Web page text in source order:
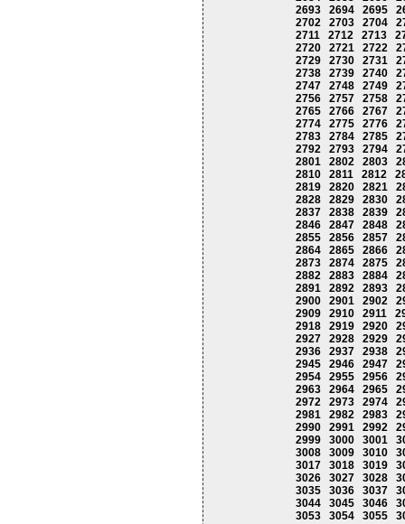
2693
2694 2695
2702
2703 2704
2711
2712 2713
2720
2721 2722
2729
2730 2731
2738
2739 2740
2747
2748 2749
2756
2757 2758
2765
2766 2767
2774
2775 2776
2783
2784 2785
2792
2793 2794
2801
2802 2803
2810
2811 2812
2819
2820 2821
2828
2829 2830
2837
2838 2839
2846
2847 2848
2855
2856 2857
2864
2865 2866
2873
2874 2875
2882
2883 2884
2891
2892 2893
2900
2901 2902
2909
2910 2911
2918
2919 2920
2927
2928 2929
2936
2937 2938
2945
2946 2947
2954
2955 2956
2963
2964 2965
2972
2973 2974
2981
2982 2983
2990
2991 2992
2999
3000 3001
3008
3009 3010
3017
3018 3019
3026
3027 3028
3035
3036 3037
3044
3045 3046
3053
3054 3055